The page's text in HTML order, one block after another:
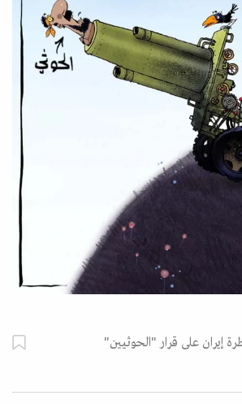
إيران على قرار "الحوثيين"